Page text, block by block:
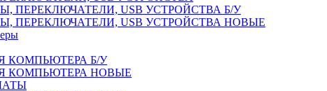
ПЕРЕКЛЮЧАТЕЛИ, USB УСТРОЙСТВА Б/У
ПЕРЕКЛЮЧАТЕЛИ, USB УСТРОЙСТВА НОВЫЕ
КОМПЬЮТЕРА Б/У
КОМПЬЮТЕРА НОВЫЕ